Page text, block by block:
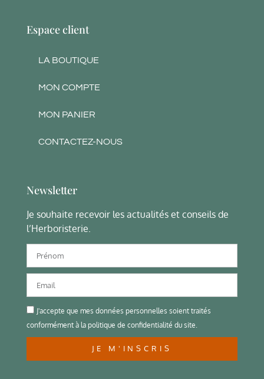
Espace client
LA BOUTIQUE
MON COMPTE
MON PANIER
CONTACTEZ-NOUS
Newsletter
Je souhaite recevoir les actualités et conseils de
l’Herboristerie.
J'accepte que mes données personnelles soient traités
conformément à la politique de confidentialité du site.
JE M'INSCRIS